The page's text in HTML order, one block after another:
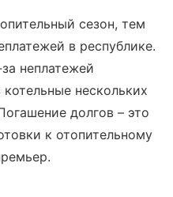
сезон, тем
в республике.
неплатежей
нескольких
долгов – это
к отопительному